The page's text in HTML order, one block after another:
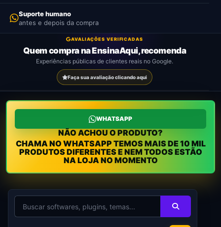
Ver
produtos
Como
funciona
funciona
produtos
Como
funciona
funciona
Suporte humano
antes e depois da compra
AVALIAÇÕES VERIFICADAS
Quem compra na EnsinaAqui, recomenda
Experiências públicas de clientes reais no Google.
Faça sua avaliação clicando aqui
WHATSAPP
NÃO ACHOU O PRODUTO?
CHAMA NO WHATSAPP TEMOS MAIS DE 10 MIL
PRODUTOS DIFERENTES E NEM TODOS ESTÃO
NA LOJA NO MOMENTO